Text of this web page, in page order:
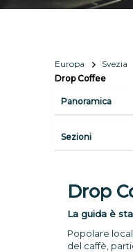
Europa Svezia
Drop Coffee
Panoramica
Sezioni
Drop
La guida è
Popolare
del caffè,